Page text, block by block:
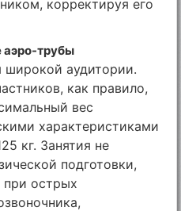
корректируя его
аэро-трубы
широкой аудитории.
как правило,
вес
характеристиками
кг. Занятия не
подготовки,
при острых